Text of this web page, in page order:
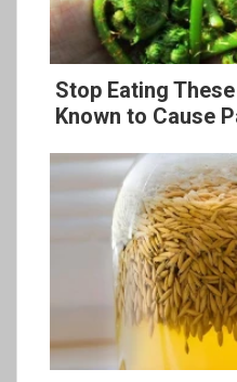
Stop Eating
Known to Cause